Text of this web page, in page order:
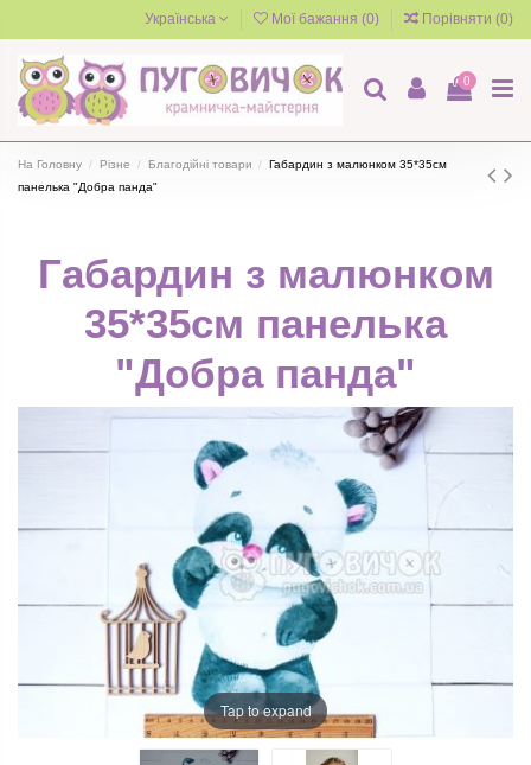
Українська Мої бажання (0) Порівняти (0)
0
На Головну Різне Благодійні товари
Габардин з малюнком 35*35см
панелька "Добра панда"
Габардин з малюнком
35*35см панелька
"Добра панда"
Tap to expand